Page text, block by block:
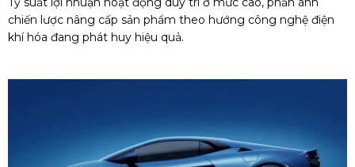
chiến lược nâng cấp sản phẩm theo hướng công nghệ điện
khí hóa đang phát huy hiệu quả.